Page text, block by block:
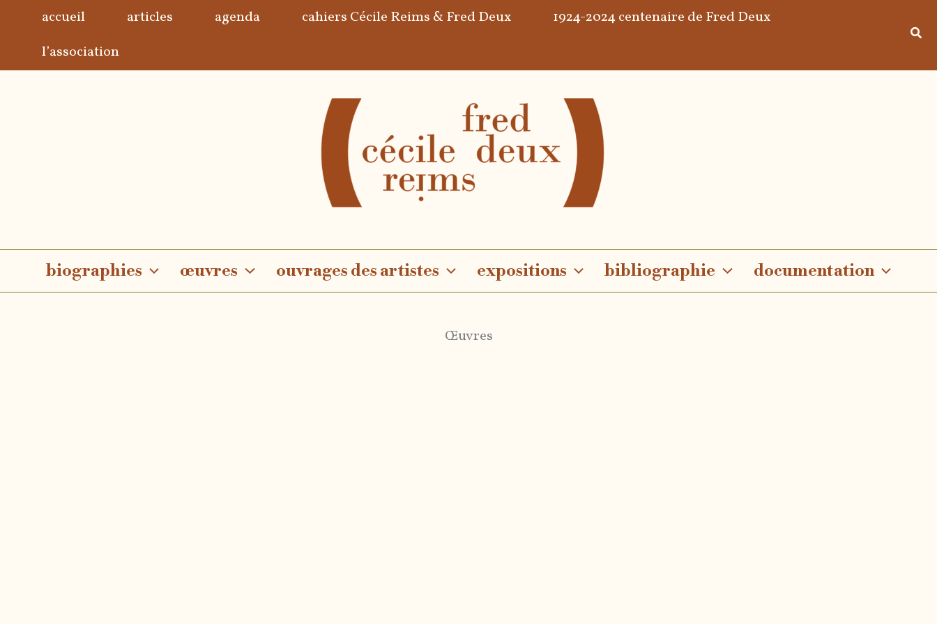
contenu
accueil articles agenda cahiers Cécile Reims & Fred Deux
1924-2024 centenaire de Fred Deux
l’association
biographies œuvres ouvrages des artistes expositions bibliographie documentation
Œuvres